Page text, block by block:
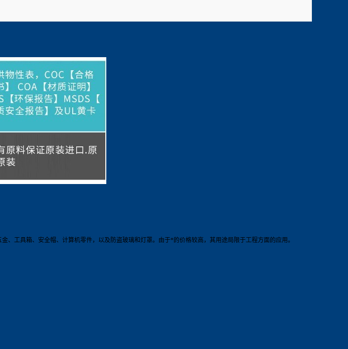
工具箱、安全帽、计算机零件，以及防盗玻璃和灯罩。由于*的价格较高，其用途局限于工程方面的应用。